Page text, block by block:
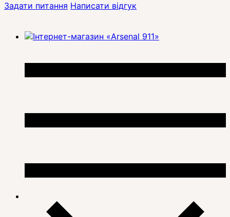
Задати питання Написати відгук